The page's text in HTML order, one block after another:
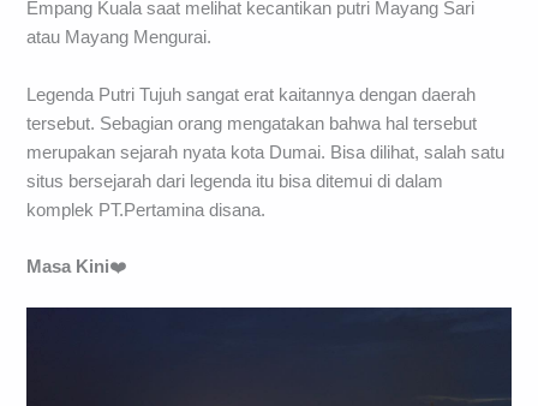
Empang Kuala saat melihat kecantikan putri Mayang Sari
atau Mayang Mengurai.
Legenda Putri Tujuh sangat erat kaitannya dengan daerah
tersebut. Sebagian orang mengatakan bahwa hal tersebut
merupakan sejarah nyata kota Dumai. Bisa dilihat, salah satu
situs bersejarah dari legenda itu bisa ditemui di dalam
komplek PT.Pertamina disana.
Masa Kini❤️